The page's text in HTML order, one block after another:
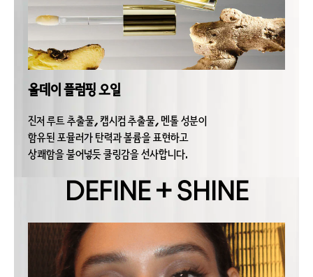
올데이 플럼핑 오일
진저 루트 추출물, 캡시컴 추출물, 멘톨 성분이
함유된 포뮬러가 탄력과 볼륨을 표현하고
상쾌함을 불어넣듯 쿨링감을 선사합니다.
DEFINE + SHINE